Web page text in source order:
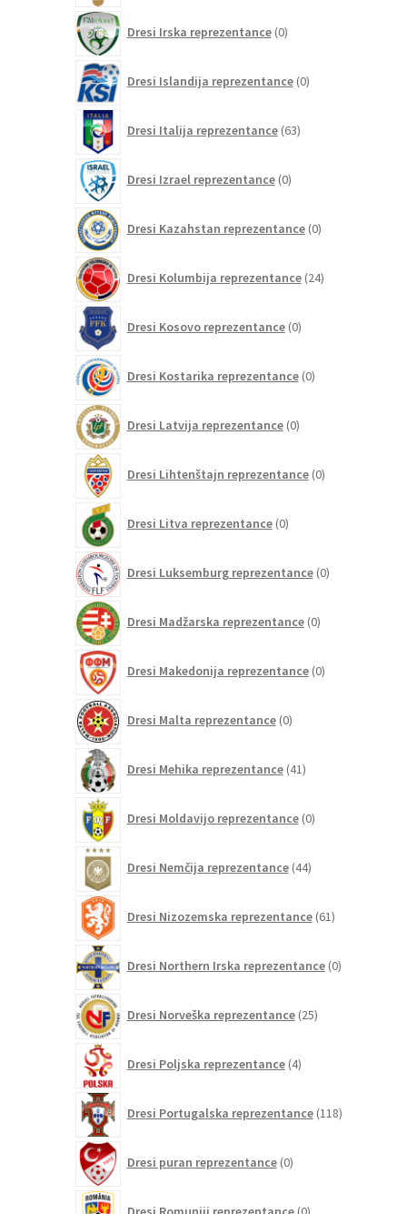
Dresi Irska reprezentance 0izdelkov
Dresi Islandija reprezentance 0izdelkov
Dresi Italija reprezentance 63izdelkov
Dresi Izrael reprezentance 0izdelkov
Dresi Kazahstan reprezentance 0izdelkov
Dresi Kolumbija reprezentance 24izdelkov
Dresi Kosovo reprezentance 0izdelkov
Dresi Kostarika reprezentance 0izdelkov
Dresi Latvija reprezentance 0izdelkov
Dresi Lihtenštajn reprezentance 0izdelkov
Dresi Litva reprezentance 0izdelkov
Dresi Luksemburg reprezentance 0izdelkov
Dresi Madžarska reprezentance 0izdelkov
Dresi Makedonija reprezentance 0izdelkov
Dresi Malta reprezentance 0izdelkov
Dresi Mehika reprezentance 41izdelkov
Dresi Moldavijo reprezentance 0izdelkov
Dresi Nemčija reprezentance 44izdelkov
Dresi Nizozemska reprezentance 61izdelkov
Dresi Northern Irska reprezentance 0izdelkov
Dresi Norveška reprezentance 25izdelkov
Dresi Poljska reprezentance 4izdelki
Dresi Portugalska reprezentance 118izdelkov
Dresi puran reprezentance 0izdelkov